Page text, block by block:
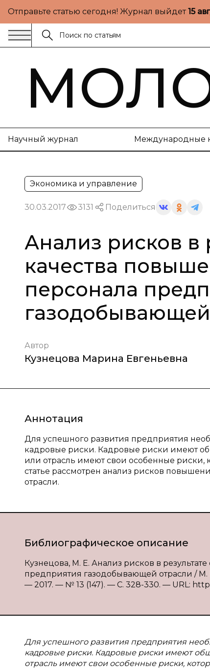
Отправьте статью сегодня! Журнал выйдет15
Научный журнал Международные
Экономика и управление
30.03.2017 3131 Поделиться
Анализ рисков в
качества
персонала
Автор
Кузнецова Марина Евгеньевна
Аннотация
Для успешного развития предприятия
кадровые риски. Кадровые риски имеют
или отрасль имеют свои особенные риски,
статье рассмотрен анализ рисков
отрасли.
Библиографическое описание
Кузнецова, М. Е. Анализ рисков в
предприятия газодобывающей отрасли /
— 2017. — № 13 (147). — С. 328-330. — URL:
Для успешного развития предприятия
кадровые риски. Кадровые риски имеют
отрасль имеют свои особенные риски,